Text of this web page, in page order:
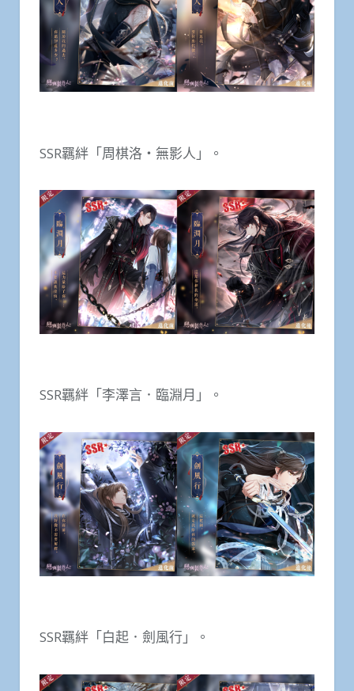
SSR羈絆「周棋洛・無影人」。
SSR羈絆「李澤言．臨淵月」。
SSR羈絆「白起．劍風行」。